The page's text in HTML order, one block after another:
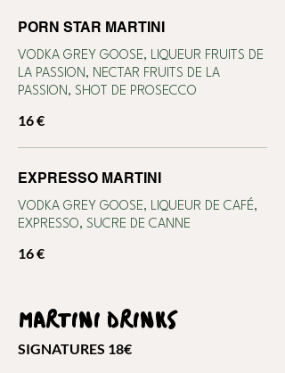
PORN STAR MARTINI
VODKA GREY GOOSE, LIQUEUR FRUITS DE
LA PASSION, NECTAR FRUITS DE LA
PASSION, SHOT DE PROSECCO
16 €
EXPRESSO MARTINI
VODKA GREY GOOSE, LIQUEUR DE CAFÉ,
EXPRESSO, SUCRE DE CANNE
16 €
MARTINI DRINKS
SIGNATURES 18€